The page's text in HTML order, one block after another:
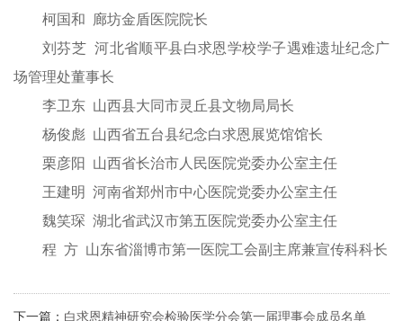
柯国和 廊坊金盾医院院长
刘芬芝 河北省顺平县白求恩学校学子遇难遗址纪念广
场管理处董事长
李卫东 山西县大同市灵丘县文物局局长
杨俊彪 山西省五台县纪念白求恩展览馆馆长
栗彦阳 山西省长治市人民医院党委办公室主任
王建明 河南省郑州市中心医院党委办公室主任
魏笑琛 湖北省武汉市第五医院党委办公室主任
程 方 山东省淄博市第一医院工会副主席兼宣传科科长
下一篇： 白求恩精神研究会检验医学分会第一届理事会成员名单